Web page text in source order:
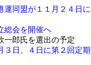
運同盟が１１月２４日に
総会を開催へ
一郎氏を選出の予定
３日、４日に第２回定期